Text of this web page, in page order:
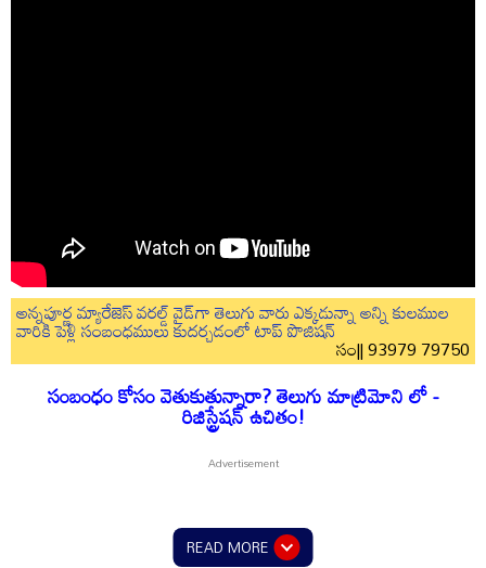
అన్నపూర్ణ మ్యారేజెస్ వరల్డ్ వైడ్‌గా తెలుగు వారు ఎక్కడున్నా అన్ని కులముల
వారికి పెళ్లి సంబంధములు కుదర్చడంలో టాప్ పొజిషన్
సం|| 93979 79750
సంబంధం కోసం వెతుకుతున్నారా? తెలుగు మాట్రిమోని లో -
రిజిస్ట్రేషన్ ఉచితం!
READ MORE